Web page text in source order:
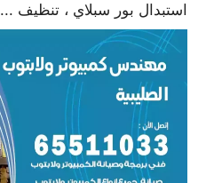
استبدال بور سبلاي ، تنظيف ...